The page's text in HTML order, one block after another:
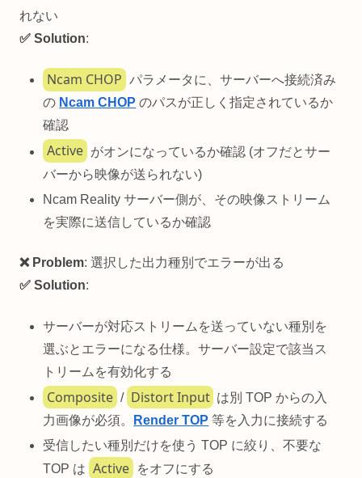
れない
✅ Solution:
Ncam CHOP パラメータに、サーバーへ接続済み
の Ncam CHOP のパスが正しく指定されているか
確認
Active がオンになっているか確認 (オフだとサー
バーから映像が送られない)
Ncam Reality サーバー側が、その映像ストリーム
を実際に送信しているか確認
❌ Problem: 選択した出力種別でエラーが出る
✅ Solution:
サーバーが対応ストリームを送っていない種別を
選ぶとエラーになる仕様。サーバー設定で該当ス
トリームを有効化する
Composite / Distort Input は別 TOP からの入
力画像が必須。
Render TOP 等を入力に接続する
受信したい種別だけを使う TOP に絞り、不要な
TOP は Active をオフにする